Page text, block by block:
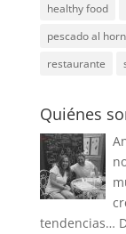
healthy food
pescado al
restaurante
Quiénes
tendencias…